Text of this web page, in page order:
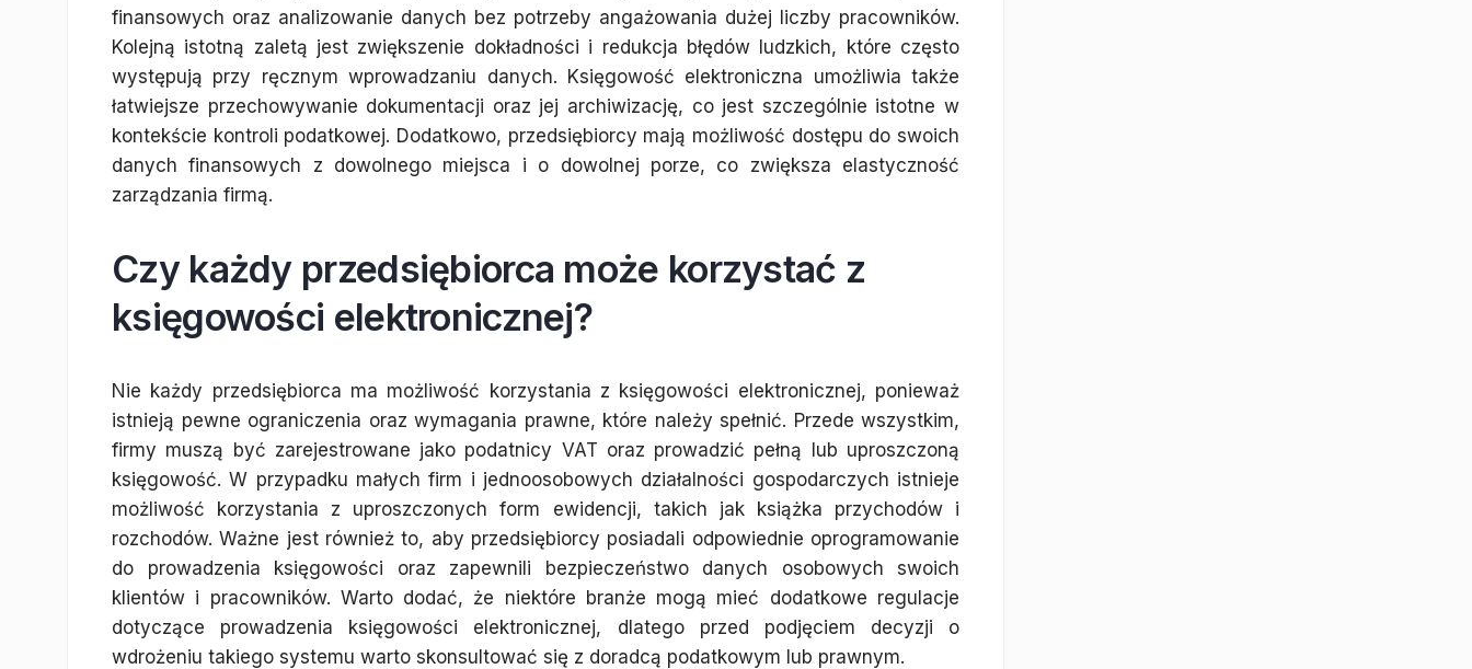
finansowych oraz analizowanie danych bez potrzeby angażowania dużej liczby pracowników.
Kolejną istotną zaletą jest zwiększenie dokładności i redukcja błędów ludzkich, które często
występują przy ręcznym wprowadzaniu danych. Księgowość elektroniczna umożliwia także
łatwiejsze przechowywanie dokumentacji oraz jej archiwizację, co jest szczególnie istotne w
kontekście kontroli podatkowej. Dodatkowo, przedsiębiorcy mają możliwość dostępu do swoich
danych finansowych z dowolnego miejsca i o dowolnej porze, co zwiększa elastyczność
zarządzania firmą.
Czy każdy przedsiębiorca może korzystać z
księgowości elektronicznej?
Nie każdy przedsiębiorca ma możliwość korzystania z księgowości elektronicznej, ponieważ
istnieją pewne ograniczenia oraz wymagania prawne, które należy spełnić. Przede wszystkim,
firmy muszą być zarejestrowane jako podatnicy VAT oraz prowadzić pełną lub uproszczoną
księgowość. W przypadku małych firm i jednoosobowych działalności gospodarczych istnieje
możliwość korzystania z uproszczonych form ewidencji, takich jak książka przychodów i
rozchodów. Ważne jest również to, aby przedsiębiorcy posiadali odpowiednie oprogramowanie
do prowadzenia księgowości oraz zapewnili bezpieczeństwo danych osobowych swoich
klientów i pracowników. Warto dodać, że niektóre branże mogą mieć dodatkowe regulacje
dotyczące prowadzenia księgowości elektronicznej, dlatego przed podjęciem decyzji o
wdrożeniu takiego systemu warto skonsultować się z doradcą podatkowym lub prawnym.